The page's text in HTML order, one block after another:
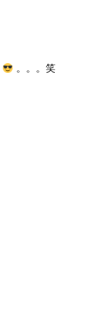
。。。笑